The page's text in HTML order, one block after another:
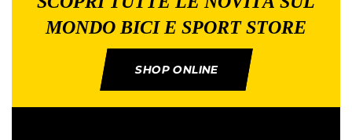
MONDO BICI E SPORT STORE
SHOP ONLINE